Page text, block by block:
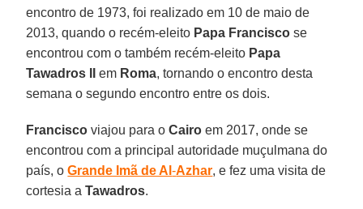
encontro de 1973, foi realizado em 10 de maio de
2013, quando o recém-eleito Papa Francisco se
encontrou com o também recém-eleito Papa
Tawadros II
em Roma, tornando o encontro desta
semana o segundo encontro entre os dois.
Francisco viajou para oCairo em 2017, onde se
encontrou com a principal autoridade muçulmana do
país, oGrande Imã de Al-Azhar, e fez uma visita de
cortesia aTawadros.